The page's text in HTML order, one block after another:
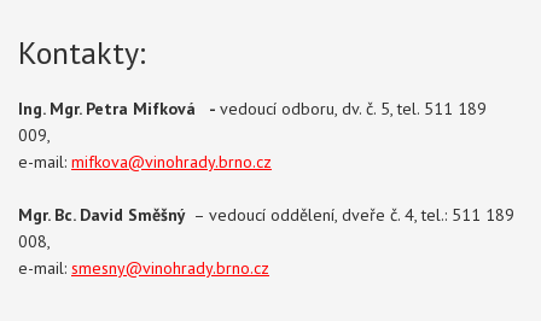
Kontakty:
Ing. Mgr. Petra Mifková - vedoucí odboru, dv. č. 5, tel. 511 189
009,
e-mail: mifkova@vinohrady.brno.cz
Mgr. Bc. David Směšný – vedoucí oddělení, dveře č. 4, tel.: 511 189
008,
e-mail: smesny@vinohrady.brno.cz